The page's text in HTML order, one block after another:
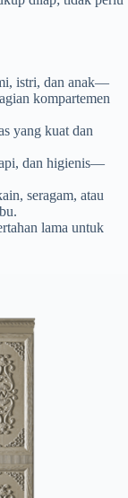
istri, dan anak—
kompartemen
yang kuat dan
dan higienis—
seragam, atau
lama untuk